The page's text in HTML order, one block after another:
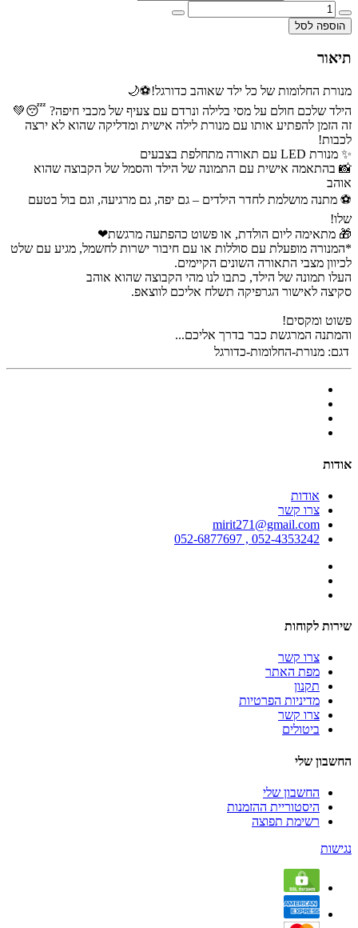
הוספה לסל
תיאור
מנורת החלומות של כל ילד שאוהב כדורגל!⚽🌙
הילד שלכם חולם על מסי בלילה ונרדם עם צעיף של מכבי חיפה? 😴💚
זה הזמן להפתיע אותו עם מנורת לילה אישית ומדליקה שהוא לא ירצה
לכבות!
✨ מנורת LED עם תאורה מתחלפת בצבעים
📸 בהתאמה אישית עם התמונה של הילד והסמל של הקבוצה שהוא
אוהב
⚽ מתנה מושלמת לחדר הילדים – גם יפה, גם מרגיעה, וגם בול בטעם
שלו!
🎁 מתאימה ליום הולדת, או פשוט כהפתעה מרגשת❤
*המנורה מופעלת עם סוללות או עם חיבור ישרות לחשמל, מגיע עם שלט
לכיוון מצבי התאורה השונים הקיימים.
העלו תמונה של הילד, כתבו לנו מהי הקבוצה שהוא אוהב
סקיצה לאישור הגרפיקה תשלח אליכם לווצאפ.
פשוט ומקסים!
והמתנה המרגשת כבר בדרך אליכם...
דגם: מנורת-החלומות-כדורגל
אודות
אודות
צרו קשר
mirit271@gmail.com
052-4353242 , 052-6877697
שירות לקוחות
צרו קשר
מפת האתר
תקנון
מדיניות הפרטיות
צרו קשר
ביטולים
החשבון שלי
החשבון שלי
היסטוריית ההזמנות
רשימת תפוצה
נגישות